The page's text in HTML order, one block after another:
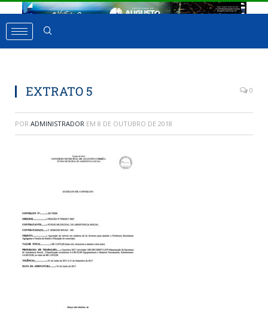
EXTRATO 5 0
POR ADMINISTRADOR EM 8 DE OUTUBRO DE 2018